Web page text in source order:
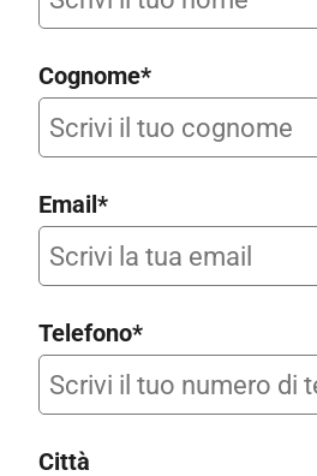
Cognome*
Email*
Telefono*
Città